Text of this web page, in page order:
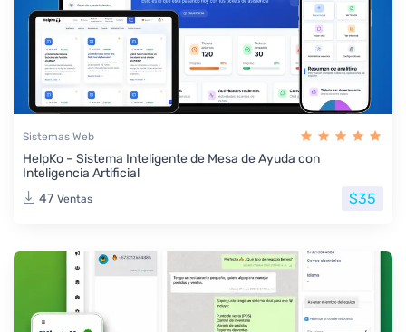
Sistemas Web
HelpKo – Sistema Inteligente de Mesa de Ayuda con
Inteligencia Artificial
47 Ventas $35